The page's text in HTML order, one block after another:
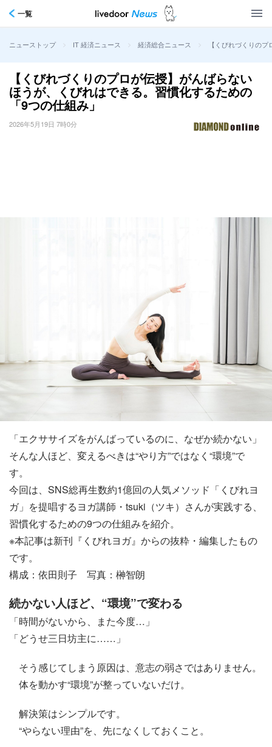
一覧
ニューストップ > IT 経済ニュース > 経済総合ニュース > 【くびれづくりの
【くびれづくりのプロが伝授】がんばらない
ほうが、くびれはできる。習慣化するための
「9つの仕組み」
2026年5月19日 7時0分
「エクササイズをがんばっているのに、なぜか続かない」
そんな人ほど、変えるべきは“やり方”ではなく“環境”で
す。
今回は、SNS総再生数約1億回の人気メソッド「くびれヨ
ガ」を提唱するヨガ講師・tsuki（ツキ）さんが実践する、
習慣化するための9つの仕組みを紹介。
※本記事は新刊『くびれヨガ』からの抜粋・編集したもの
です。
構成：依田則子 写真：榊智朗
続かない人ほど、“環境”で変わる
「時間がないから、また今度…」
「どうせ三日坊主に……」
そう感じてしまう原因は、意志の弱さではありません。
体を動かす“環境”が整っていないだけ。
解決策はシンプルです。
“やらない理由”を、先になくしておくこと。